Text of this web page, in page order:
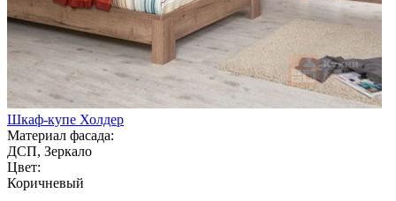
Шкаф-купе Холдер
Материал фасада:
ДСП, Зеркало
Цвет:
Коричневый